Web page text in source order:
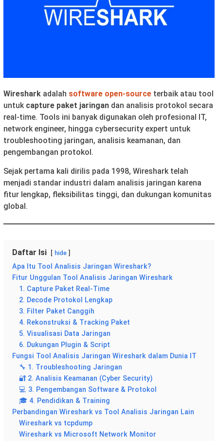
Wireshark adalah software open-source terbaik atau tool
untuk capture paket jaringan dan analisis protokol secara
real-time. Tools ini banyak digunakan oleh profesional IT,
network engineer, hingga cybersecurity expert untuk
troubleshooting jaringan, analisis keamanan, dan
pengembangan protokol.
Sejak pertama kali dirilis pada 1998, Wireshark telah
menjadi standar industri dalam analisis jaringan karena
fitur lengkap, fleksibilitas tinggi, dan dukungan komunitas
global.
Daftar Isi hide
Apa Itu Tool Analisis Jaringan Wireshark?
Fitur Unggulan Tool Analisis Jaringan Wireshark
1. Capture Paket Real-Time
2. Decode Protokol Lengkap
3. Filter Paket Canggih
4. Rekonstruksi & Tracking Paket
5. Visualisasi Data Jaringan
6. Dukungan Plugin & Script
Fungsi Tool Analisis Jaringan Wireshark dalam Dunia IT
🔧 1. Troubleshooting Jaringan
🔐 2. Analisis Keamanan (Cyber Security)
💻 3. Pengembangan Software & Protokol
🎓 4. Pendidikan & Training
Perbandingan Wireshark vs Tool Analisis Jaringan Lain
Wireshark vs tcpdump
Wireshark vs Microsoft Network Monitor